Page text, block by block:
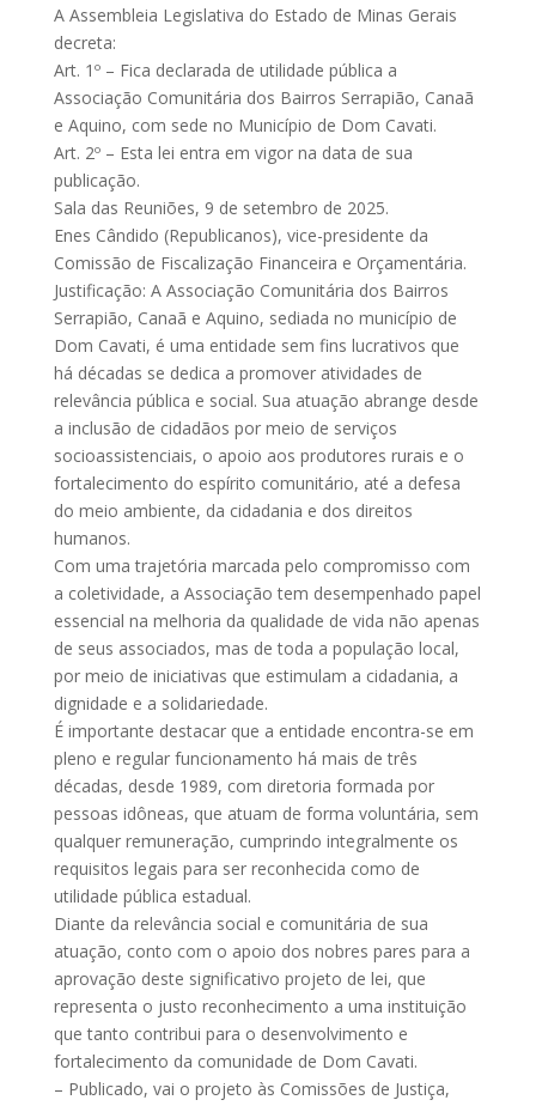
A Assembleia Legislativa do Estado de Minas Gerais
decreta:
Art. 1º – Fica declarada de utilidade pública a
Associação Comunitária dos Bairros Serrapião, Canaã
e Aquino, com sede no Município de Dom Cavati.
Art. 2º – Esta lei entra em vigor na data de sua
publicação.
Sala das Reuniões, 9 de setembro de 2025.
Enes Cândido (Republicanos), vice-presidente da
Comissão de Fiscalização Financeira e Orçamentária.
Justificação: A Associação Comunitária dos Bairros
Serrapião, Canaã e Aquino, sediada no município de
Dom Cavati, é uma entidade sem fins lucrativos que
há décadas se dedica a promover atividades de
relevância pública e social. Sua atuação abrange desde
a inclusão de cidadãos por meio de serviços
socioassistenciais, o apoio aos produtores rurais e o
fortalecimento do espírito comunitário, até a defesa
do meio ambiente, da cidadania e dos direitos
humanos.
Com uma trajetória marcada pelo compromisso com
a coletividade, a Associação tem desempenhado papel
essencial na melhoria da qualidade de vida não apenas
de seus associados, mas de toda a população local,
por meio de iniciativas que estimulam a cidadania, a
dignidade e a solidariedade.
É importante destacar que a entidade encontra-se em
pleno e regular funcionamento há mais de três
décadas, desde 1989, com diretoria formada por
pessoas idôneas, que atuam de forma voluntária, sem
qualquer remuneração, cumprindo integralmente os
requisitos legais para ser reconhecida como de
utilidade pública estadual.
Diante da relevância social e comunitária de sua
atuação, conto com o apoio dos nobres pares para a
aprovação deste significativo projeto de lei, que
representa o justo reconhecimento a uma instituição
que tanto contribui para o desenvolvimento e
fortalecimento da comunidade de Dom Cavati.
– Publicado, vai o projeto às Comissões de Justiça,